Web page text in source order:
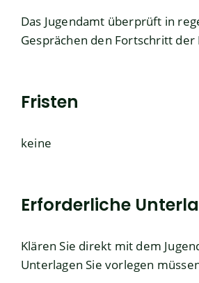
Das Jugendamt überprüft in
Gesprächen den Fortschritt der
Fristen
keine
Erforderliche
Klären Sie direkt mit dem
Unterlagen Sie vorlegen